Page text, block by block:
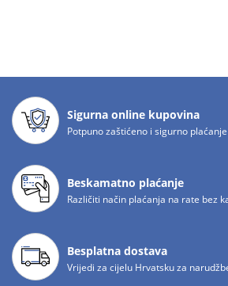
Sigurna online kupovina
Potpuno zaštićeno i sigurno plaćanje
Beskamatno plaćanje
Različiti način plaćanja na rate bez
Besplatna dostava
Vrijedi za cijelu Hrvatsku za